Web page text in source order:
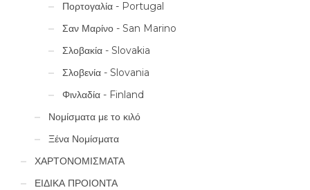
Πορτογαλία - Portugal
Σαν Μαρίνο - San Marino
Σλοβακία - Slovakia
Σλοβενία - Slovania
Φινλαδία - Finland
Νομίσματα με το κιλό
Ξένα Νομίσματα
ΧΑΡΤΟΝΟΜΙΣΜΑΤΑ
ΕΙΔΙΚΑ ΠΡΟΙΟΝΤΑ